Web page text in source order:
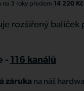
na 3 roky předem 14 220 Kč
rozšířený balíček
- 116 kanálů
záruka na náš